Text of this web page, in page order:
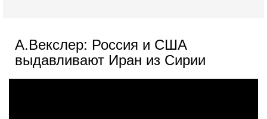
А.Векслер: Россия и США
выдавливают Иран из Сирии